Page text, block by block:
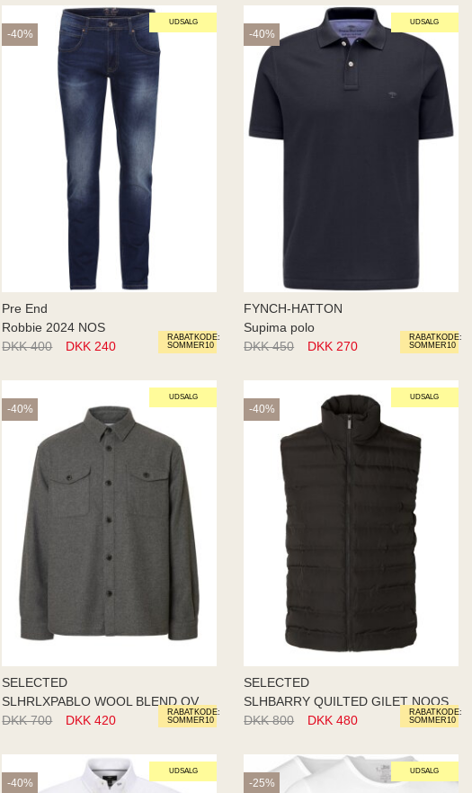
UDSALG
RABATKODE:
SOMMER10
-40%
Pre End
Robbie 2024 NOS
DKK 400
DKK 240
UDSALG
RABATKODE:
SOMMER10
-40%
FYNCH-HATTON
Supima polo
DKK 450
DKK 270
UDSALG
RABATKODE:
SOMMER10
-40%
SELECTED
DKK 700
DKK 420
UDSALG
RABATKODE:
SOMMER10
-40%
SELECTED
SLHBARRY QUILTED GILET NOOS
DKK 800
DKK 480
UDSALG
-40%
UDSALG
-25%